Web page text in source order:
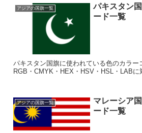
アジアの国旗一覧
パキスタン
ード一覧
パキスタン国旗に使われている色のカラー
RGB・CMYK・HEX・HSV・HSL・LABに
アジアの国旗一覧
マレーシア
ード一覧